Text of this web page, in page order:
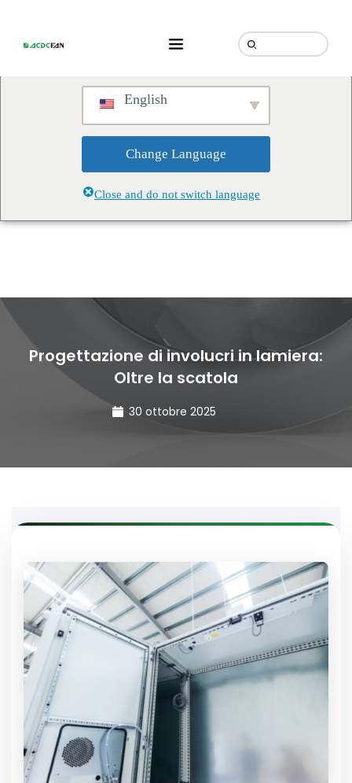
speaking a different language.
Do you want to change to:
English
Change Language
Close and do not switch language
Progettazione di involucri in lamiera:
Oltre la scatola
30 ottobre 2025